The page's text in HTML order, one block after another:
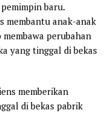
baru.
membantu anak-anak
perubahan
yang tinggal di bekas
memberikan
di bekas pabrik